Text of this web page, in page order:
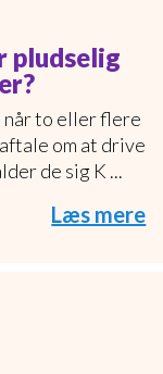
pludselig
når to eller flere
om at drive
de sig K ...
Læs mere